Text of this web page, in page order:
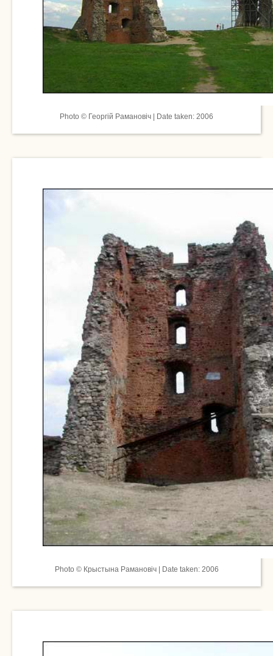
Photo © Георгій Рамановіч | Date taken: 2006
Photo © Крыстына Рамановіч | Date taken: 2006